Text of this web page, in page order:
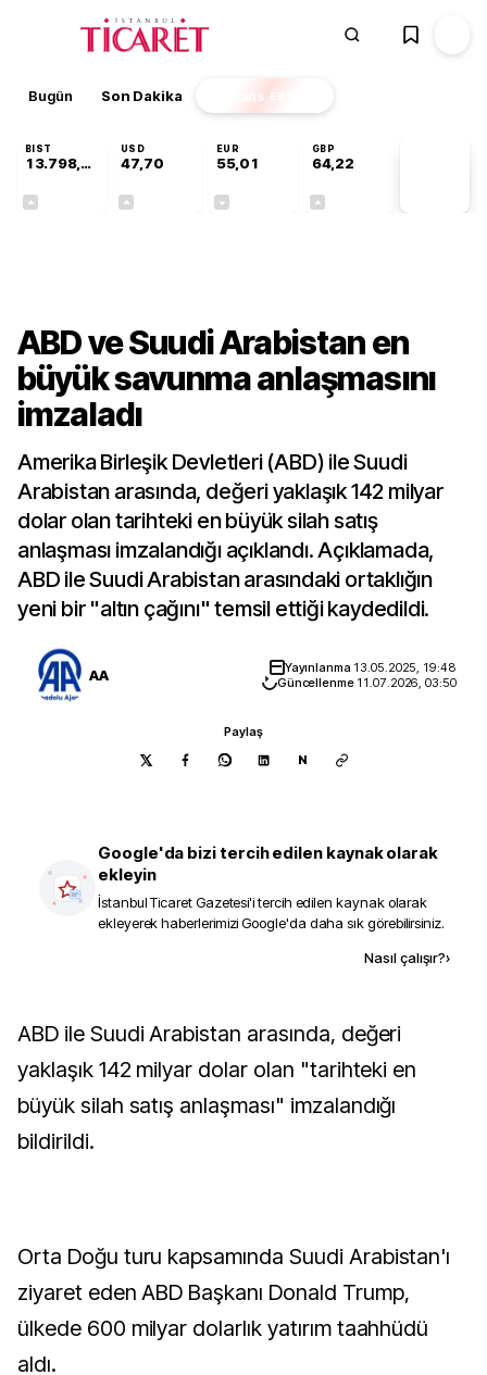
Bugün Son Dakika Finans EKSTRA
BIST
13.798,82
USD
47,70
EUR
55,01
GBP
64,22
ABD ve Suudi Arabistan en
büyük savunma anlaşmasını
imzaladı
Amerika Birleşik Devletleri (ABD) ile Suudi
Arabistan arasında, değeri yaklaşık 142 milyar
dolar olan tarihteki en büyük silah satış
anlaşması imzalandığı açıklandı. Açıklamada,
ABD ile Suudi Arabistan arasındaki ortaklığın
yeni bir "altın çağını" temsil ettiği kaydedildi.
AA Yayınlanma 13.05.2025, 19:48
Güncellenme 11.07.2026, 03:50
Paylaş
N
Google'da bizi tercih edilen kaynak olarak
ekleyin
İstanbul Ticaret Gazetesi'i tercih edilen kaynak olarak
ekleyerek haberlerimizi Google'da daha sık görebilirsiniz.
Nasıl çalışır?›
ABD ile Suudi Arabistan arasında, değeri
yaklaşık 142 milyar dolar olan "tarihteki en
büyük silah satış anlaşması" imzalandığı
bildirildi.
Orta Doğu turu kapsamında Suudi Arabistan'ı
ziyaret eden ABD Başkanı Donald Trump,
ülkede 600 milyar dolarlık yatırım taahhüdü
aldı.